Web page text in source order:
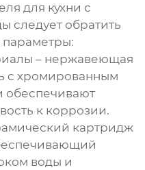
для кухни с
следует обратить
– нержавеющая
с хромированным
обеспечивают
к коррозии.
картридж
воды и